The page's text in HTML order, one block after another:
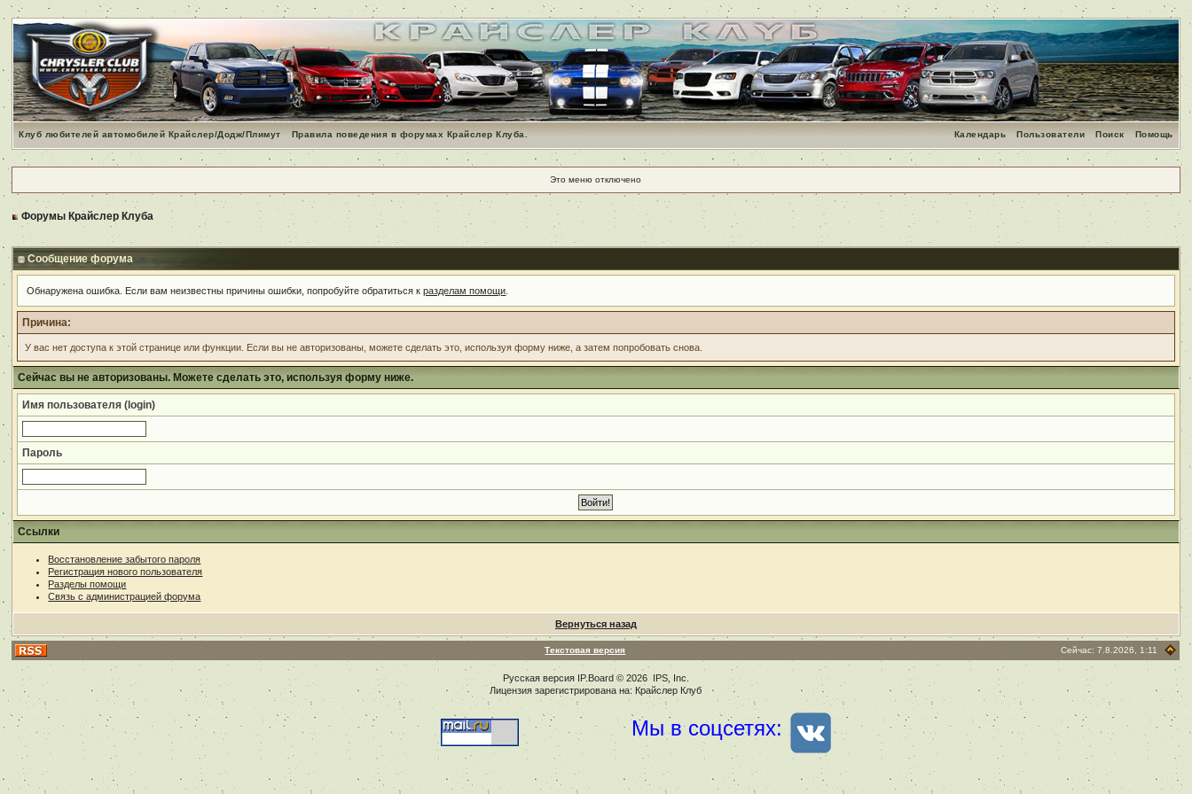
Клуб любителей автомобилей Крайслер/Додж/Плимут Правила поведения в форумах Крайслер Клуба. Помощь
Поиск
Пользователи
Календарь
Это меню отключено
Форумы Крайслер Клуба
Сообщение форума
Обнаружена ошибка. Если вам неизвестны причины ошибки, попробуйте обратиться кразделам помощи
Причина:
У вас нет доступа к этой странице или функции. Если вы не авторизованы, можете сделать это, используя форму ниже, а затем попробовать снова.
Сейчас вы не авторизованы. Можете сделать это, используя форму ниже.
Имя пользователя (login)
Пароль
Ссылки
Восстановление забытого пароля
Регистрация нового пользователя
Разделы помощи
Связь с администрацией форума
Вернуться назад
Текстовая версия Сейчас: 7.8.2026, 1:11
Русская версия IP.Board© 2026IPS, Inc
Лицензия зарегистрирована на: Крайслер Клуб
Мы в соцсетях: